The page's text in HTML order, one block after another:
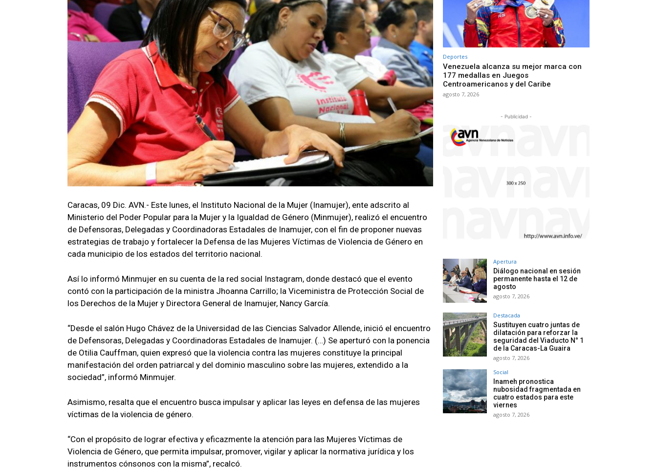
Caracas, 09 Dic. AVN.- Este lunes, el Instituto Nacional de la Mujer (Inamujer), ente adscrito al
Ministerio del Poder Popular para la Mujer y la Igualdad de Género (Minmujer), realizó el encuentro
de Defensoras, Delegadas y Coordinadoras Estadales de Inamujer, con el fin de proponer nuevas
estrategias de trabajo y fortalecer la Defensa de las Mujeres Víctimas de Violencia de Género en
cada municipio de los estados del territorio nacional.
Así lo informó Minmujer en su cuenta de la red social Instagram, donde destacó que el evento
contó con la participación de la ministra Jhoanna Carrillo; la Viceministra de Protección Social de
los Derechos de la Mujer y Directora General de Inamujer, Nancy García.
“Desde el salón Hugo Chávez de la Universidad de las Ciencias Salvador Allende, inició el encuentro
de Defensoras, Delegadas y Coordinadoras Estadales de Inamujer. (…) Se aperturó con la ponencia
de Otilia Cauffman, quien expresó que la violencia contra las mujeres constituye la principal
manifestación del orden patriarcal y del dominio masculino sobre las mujeres, extendido a la
sociedad”, informó Minmujer.
Asimismo, resalta que el encuentro busca impulsar y aplicar las leyes en defensa de las mujeres
víctimas de la violencia de género.
“Con el propósito de lograr efectiva y eficazmente la atención para las Mujeres Víctimas de
Violencia de Género, que permita impulsar, promover, vigilar y aplicar la normativa jurídica y los
instrumentos cónsonos con la misma”, recalcó.
Deportes
Venezuela alcanza su mejor marca con
177 medallas en Juegos
Centroamericanos y del Caribe
agosto 7, 2026
- Publicidad -
Apertura
Diálogo nacional en sesión
permanente hasta el 12 de
agosto
agosto 7, 2026
Destacada
Sustituyen cuatro juntas de
dilatación para reforzar la
seguridad del Viaducto N° 1
de la Caracas-La Guaira
agosto 7, 2026
Social
Inameh pronostica
nubosidad fragmentada en
cuatro estados para este
viernes
agosto 7, 2026